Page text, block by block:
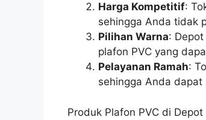
Harga Kompetitif:
sehingga Anda tidak
Pilihan Warna:
plafon PVC yang
Pelayanan Ramah:
sehingga Anda
Produk Plafon PVC di